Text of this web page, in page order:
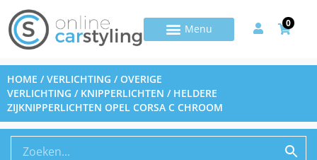
0
HOME /VERLICHTING /OVERIGE
VERLICHTING / KNIPPERLICHTEN / HELDERE
ZIJKNIPPERLICHTEN OPEL CORSA C CHROOM